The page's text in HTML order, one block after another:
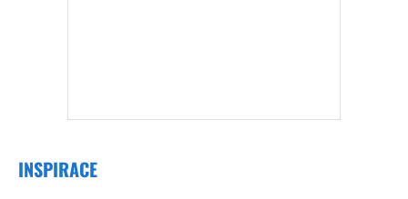
INSPIRACE